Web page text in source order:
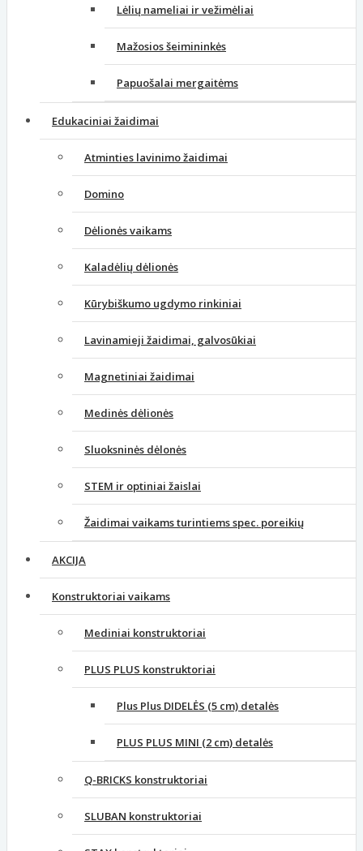
Lėlių nameliai ir vežimėliai
Mažosios šeimininkės
Papuošalai mergaitėms
Edukaciniai žaidimai
Atminties lavinimo žaidimai
Domino
Dėlionės vaikams
Kaladėlių dėlionės
Kūrybiškumo ugdymo rinkiniai
Lavinamieji žaidimai, galvosūkiai
Magnetiniai žaidimai
Medinės dėlionės
Sluoksninės dėlonės
STEM ir optiniai žaislai
Žaidimai vaikams turintiems spec. poreikių
AKCIJA
Konstruktoriai vaikams
Mediniai konstruktoriai
PLUS PLUS konstruktoriai
Plus Plus DIDELĖS (5 cm) detalės
PLUS PLUS MINI (2 cm) detalės
Q-BRICKS konstruktoriai
SLUBAN konstruktoriai